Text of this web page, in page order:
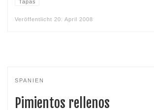
Tapas
Veröffentlicht 20. April 2008
SPANIEN
Pimientos rellenos